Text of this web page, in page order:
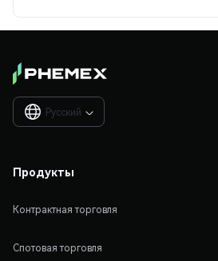
Русский 
Продукты
Контрактная торговля
Спотовая торговля